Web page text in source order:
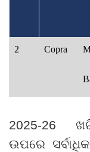
2 Copra
2025-26
ଉପରେ